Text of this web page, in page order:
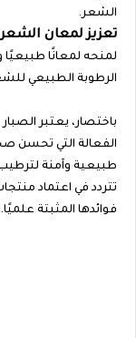
الشعر.
تعزيز لمعان
لمنحه لمعانًا طبيعيًا
الرطوبة الطبيعي
باختصار، يعتبر
الفعالة التي تحسن
طبيعية وآمنة لترطيب
تتردد في اعتماد
فوائدها المثبتة علميًا.